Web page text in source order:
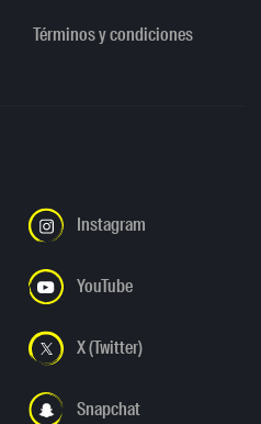
Términos y condiciones
Instagram
YouTube
X (Twitter)
Snapchat